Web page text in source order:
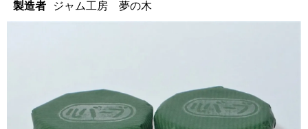
製造者
ジャム工房 夢の木